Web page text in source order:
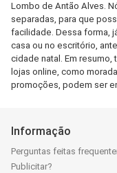
Lombo de Antão Alves.
separadas, para que
facilidade. Dessa forma,
casa ou no escritório,
cidade natal. Em
lojas online, como
promoções, podem ser
Informação
Perguntas feitas
Publicitar?